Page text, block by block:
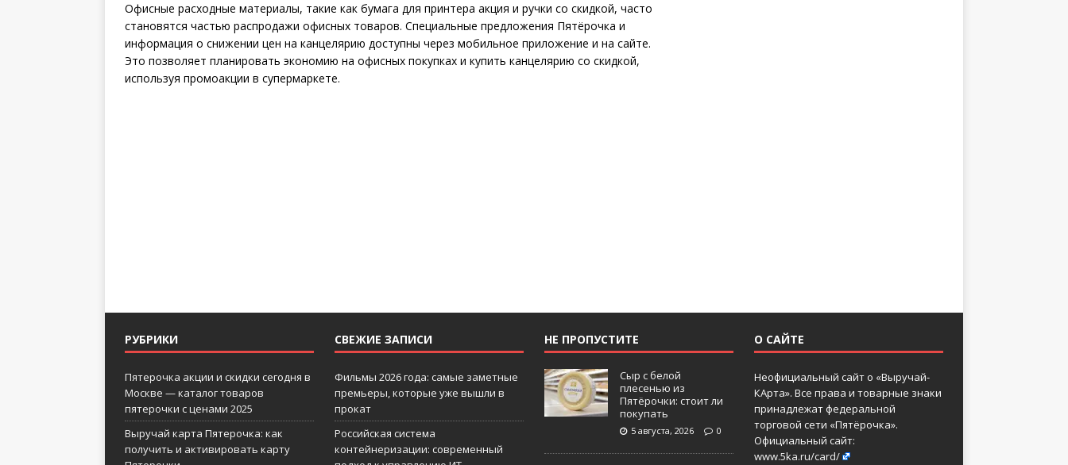
Офисные расходные материалы, такие как бумага для принтера акция и ручки со скидкой, часто
становятся частью распродажи офисных товаров. Специальные предложения Пятёрочка и
информация о снижении цен на канцелярию доступны через мобильное приложение и на сайте.
Это позволяет планировать экономию на офисных покупках и купить канцелярию со скидкой,
используя промоакции в супермаркете.
РУБРИКИ
Пятерочка акции и скидки сегодня в
Москве — каталог товаров
пятерочки с ценами 2025
Выручай карта Пятерочка: как
получить и активировать карту
СВЕЖИЕ ЗАПИСИ
Фильмы 2026 года: самые заметные
премьеры, которые уже вышли в
прокат
Российская система
контейнеризации: современный
НЕ ПРОПУСТИТЕ
Сыр с белой
плесенью из
Пятёрочки: стоит ли
покупать
5 августа, 2026 0
О САЙТЕ
Неофициальный сайт о «Выручай-
КАрта». Все права и товарные знаки
принадлежат федеральной
торговой сети «Пятёрочка».
Официальный сайт:
www.5ka.ru/card/